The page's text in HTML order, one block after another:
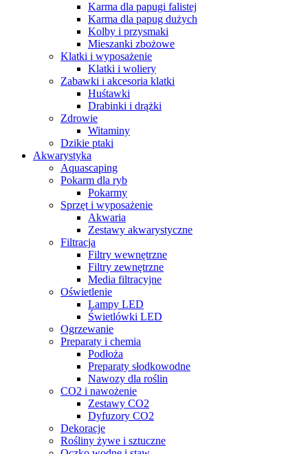
Karma dla papugi falistej
Karma dla papug dużych
Kolby i przysmaki
Mieszanki zbożowe
Klatki i wyposażenie
Klatki i woliery
Zabawki i akcesoria klatki
Huśtawki
Drabinki i drążki
Zdrowie
Witaminy
Dzikie ptaki
Akwarystyka
Aquascaping
Pokarm dla ryb
Pokarmy
Sprzęt i wyposażenie
Akwaria
Zestawy akwarystyczne
Filtracja
Filtry wewnętrzne
Filtry zewnętrzne
Media filtracyjne
Oświetlenie
Lampy LED
Świetlówki LED
Ogrzewanie
Preparaty i chemia
Podłoża
Preparaty słodkowodne
Nawozy dla roślin
CO2 i nawożenie
Zestawy CO2
Dyfuzory CO2
Dekoracje
Rośliny żywe i sztuczne